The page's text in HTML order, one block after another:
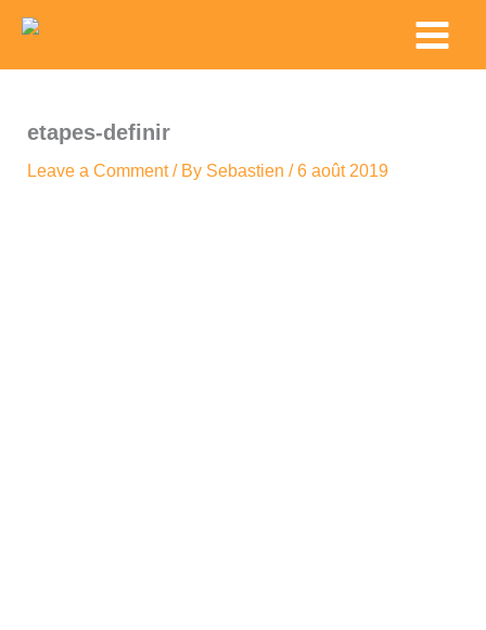
content
Main
Menu
etapes-definir
Leave a Comment / By Sebastien /6 août 2019